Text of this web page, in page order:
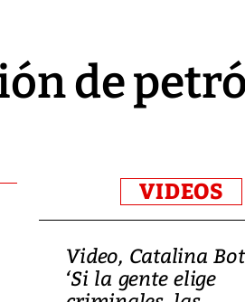
de
VIDEOS
Video, Catalina
‘Si la gente elige